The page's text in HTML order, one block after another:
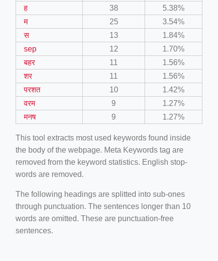
ह
38
5.38%
म
25
3.54%
स
13
1.84%
sep
12
1.70%
बहर
11
1.56%
शर
11
1.56%
परशत
10
1.42%
वरम
9
1.27%
मनष
9 1.27%
This tool extracts most used keywords found inside
the body of the webpage. Meta Keywords tag are
removed from the keyword statistics. English stop-
words are removed.
The following headings are splitted into sub-ones
through punctuation. The sentences longer than 10
words are omitted. These are punctuation-free
sentences.